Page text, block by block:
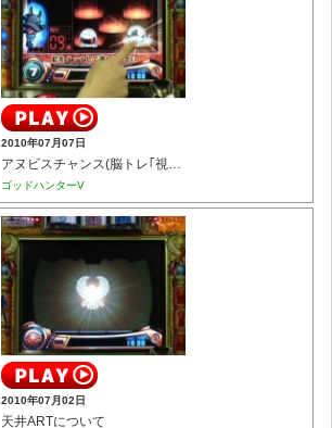
2010年07月07日
アヌビスチャンス(脳トレ｢視覚力｣)
ゴッドハンターV
2010年07月02日
天井ARTについて